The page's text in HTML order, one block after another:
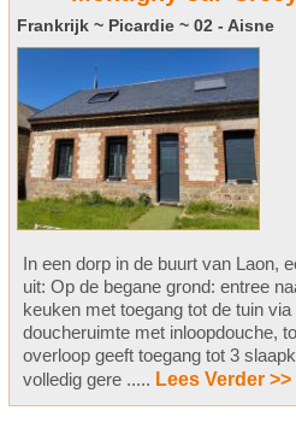
Frankrijk ~ Picardie ~ 02 - Aisne
In een dorp in de buurt van Laon,
uit: Op de begane grond: entree
keuken met toegang tot de tuin via
doucheruimte met inloopdouche,
overloop geeft toegang tot 3
volledig gere ..... Lees Verder >>